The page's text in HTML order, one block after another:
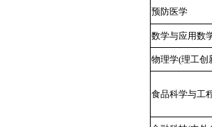
预防医学
数学与应用数
物理学(理工创
食品科学与工